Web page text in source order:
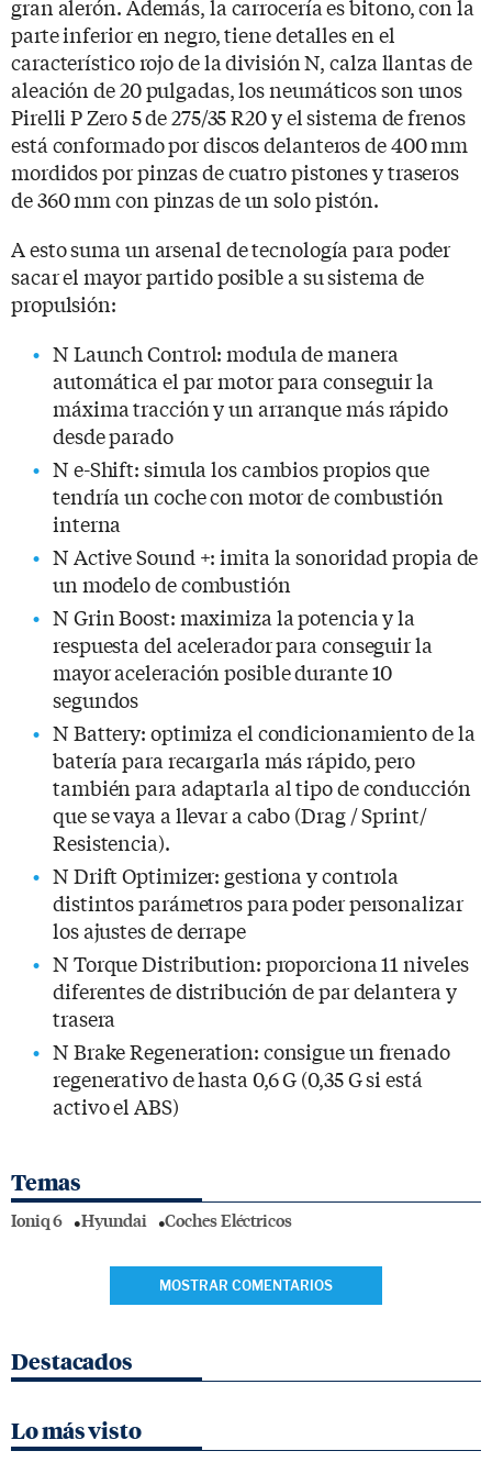
gran alerón. Además, la carrocería es bitono, con la
parte inferior en negro, tiene detalles en el
característico rojo de la división N, calza llantas de
aleación de 20 pulgadas, los neumáticos son unos
Pirelli P Zero 5 de 275/35 R20 y el sistema de frenos
está conformado por discos delanteros de 400 mm
mordidos por pinzas de cuatro pistones y traseros
de 360 mm con pinzas de un solo pistón.
A esto suma un arsenal de tecnología para poder
sacar el mayor partido posible a su sistema de
propulsión:
N Launch Control: modula de manera
automática el par motor para conseguir la
máxima tracción y un arranque más rápido
desde parado
N e-Shift: simula los cambios propios que
tendría un coche con motor de combustión
interna
N Active Sound +: imita la sonoridad propia de
un modelo de combustión
N Grin Boost: maximiza la potencia y la
respuesta del acelerador para conseguir la
mayor aceleración posible durante 10
segundos
N Battery: optimiza el condicionamiento de la
batería para recargarla más rápido, pero
también para adaptarla al tipo de conducción
que se vaya a llevar a cabo (Drag / Sprint/
Resistencia).
N Drift Optimizer: gestiona y controla
distintos parámetros para poder personalizar
los ajustes de derrape
N Torque Distribution: proporciona 11 niveles
diferentes de distribución de par delantera y
trasera
N Brake Regeneration: consigue un frenado
regenerativo de hasta 0,6 G (0,35 G si está
activo el ABS)
Temas
Ioniq 6 Hyundai Coches Eléctricos
MOSTRAR COMENTARIOS
Destacados
Lo más visto